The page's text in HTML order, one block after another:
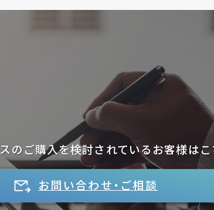
のご購入を検討されているお客様はこ
お問い合わせ・ご相談